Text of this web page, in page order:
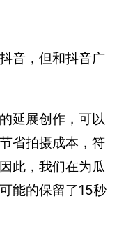
音，但和抖音广
延展创作，可以
省拍摄成本，符
此，我们在为瓜
能的保留了15秒